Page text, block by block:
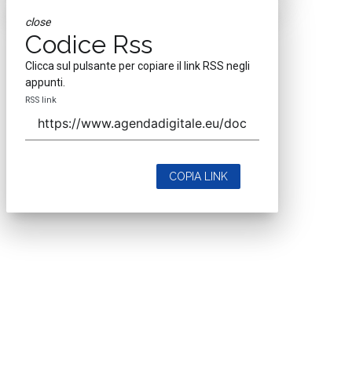
close
Codice Rss
Clicca sul pulsante per copiare il link RSS negli
appunti.
RSS link
COPIA LINK